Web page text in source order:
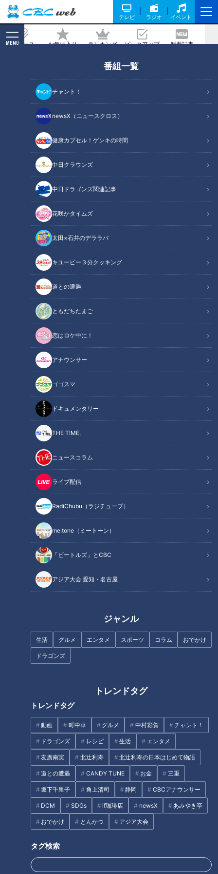
テレビ ラジオ イベント
ニュース お気に入り ランキング ピックアップ 新着記事
MENU
番組一覧
チャント！
newsX（ニュースクロス）
健康カプセル！ゲンキの時間
中日クラウンズ
中日ドラゴンズ関連記事
花咲かタイムズ
太田×石井のデララバ
キユーピー３分クッキング
道との遭遇
ともだちたまご
恋はロケ中に！
アナウンサー
ゴゴスマ
ドキュメンタリー
THE TIME,
ニュースコラム
ライブ配信
RadiChubu（ラジチューブ）
me:tone（ミートーン）
「ビートルズ」とCBC
アジア大会 愛知・名古屋
ジャンル
生活 グルメ エンタメ スポーツ コラム おでかけ
ドラゴンズ
トレンドタグ
トレンドタグ
動画 町中華 グルメ 中村彩賀 チャント！
ドラゴンズ レシピ 生活 エンタメ
友廣南実 北辻利寿 北辻利寿の日本はじめて物語
道との遭遇 CANDY TUNE お金 三重
坂下千里子 角上清司 静岡 CBCアナウンサー
DCM SDGs if珈琲店 newsX あみやき亭
おでかけ とんかつ アジア大会
タグ検索
へ！ 名言・格言も連発！？
記事に戻る
この記事の画像（全5枚）
記事に戻る
この記事を見たあなたへのおすすめ
名古屋のベイエリアを満喫！名
フォロー・名台詞も飛び出した
『名古屋市港区』の旅
【東海3県を巡る旅】人気プロ
ギュラーな展開で年下男子×年
上グラドル距離は縮まる？
ナンバーワンの男がオンリーワ
ンを食す！『愛知県知多市』の
「すすぎ」は最低2回！？“洗濯
王子”直伝！梅雨の部屋干しの嫌
な臭い解消法とは
司、激アツ温泉も堪能？ 人気プ
ロレスラー棚橋弘至が行く『愛
知県東海市』の旅
タグ
おでかけ チャント！ 棚橋弘至